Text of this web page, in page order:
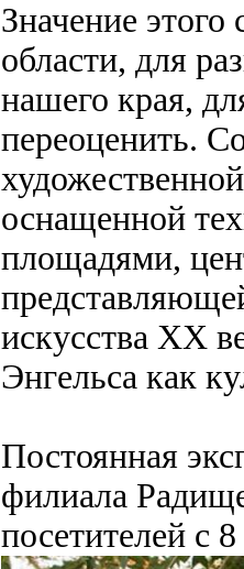
Значение
области, для
нашего края,
переоценить.
оснащенной
площадями,
искусства XX
Энгельса как
Постоянная
филиала
посетителей с